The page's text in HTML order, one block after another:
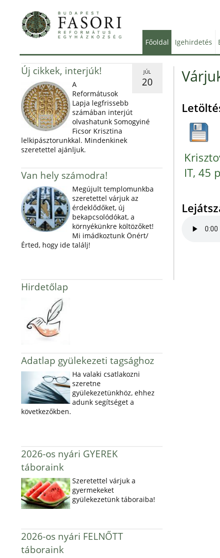
Főoldal Igehirdetés
JÚL
20
Új cikkek, interjúk!
A
Reformátusok
Lapja legfrissebb
számában interjút
olvashatunk Somogyiné
Ficsor Krisztina
lelkipásztorunkkal. Mindenkinek
szeretettel ajánljuk.
Van hely számodra!
Megújult templomunkba
szeretettel várjuk az
érdeklődőket, új
bekapcsolódókat, a
környékünkre költözőket!
Mi imádkoztunk Önért/
Érted, hogy ide találj!
Hirdetőlap
Adatlap gyülekezeti tagsághoz
Ha valaki csatlakozni
szeretne
gyülekezetünkhöz, ehhez
adunk segítséget a
következőkben.
2026-os nyári GYEREK
táboraink
Szeretettel várjuk a
gyermekeket
gyülekezetünk táboraiba!
2026-os nyári FELNŐTT
táboraink
IT, 45